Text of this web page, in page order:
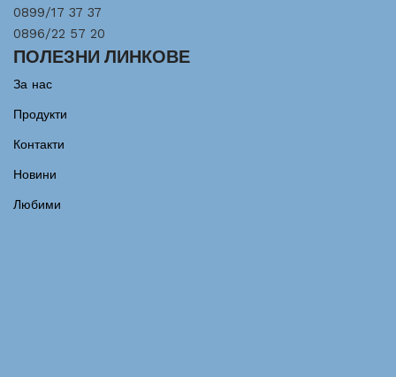
0899/17 37 37
0896/22 57 20
ПОЛЕЗНИ ЛИНКОВЕ
За нас
Продукти
Контакти
Новини
Любими